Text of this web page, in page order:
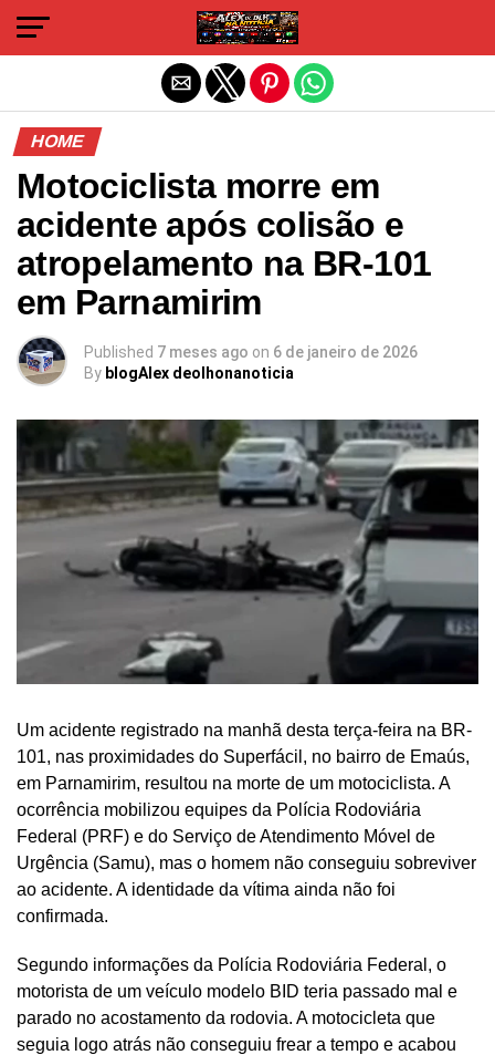
HOME
Motociclista morre em
acidente após colisão e
atropelamento na BR-101
em Parnamirim
Published 7 meses ago on 6 de janeiro de 2026
By blogAlex deolhonanoticia
Um acidente registrado na manhã desta terça-feira na BR-
101, nas proximidades do Superfácil, no bairro de Emaús,
em Parnamirim, resultou na morte de um motociclista. A
ocorrência mobilizou equipes da Polícia Rodoviária
Federal (PRF) e do Serviço de Atendimento Móvel de
Urgência (Samu), mas o homem não conseguiu sobreviver
ao acidente. A identidade da vítima ainda não foi
confirmada.
Segundo informações da Polícia Rodoviária Federal, o
motorista de um veículo modelo BID teria passado mal e
parado no acostamento da rodovia. A motocicleta que
seguia logo atrás não conseguiu frear a tempo e acabou
Sair da versão mobile